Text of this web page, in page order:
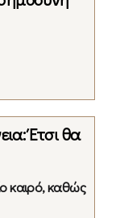
Έτσι θα
καιρό, καθώς